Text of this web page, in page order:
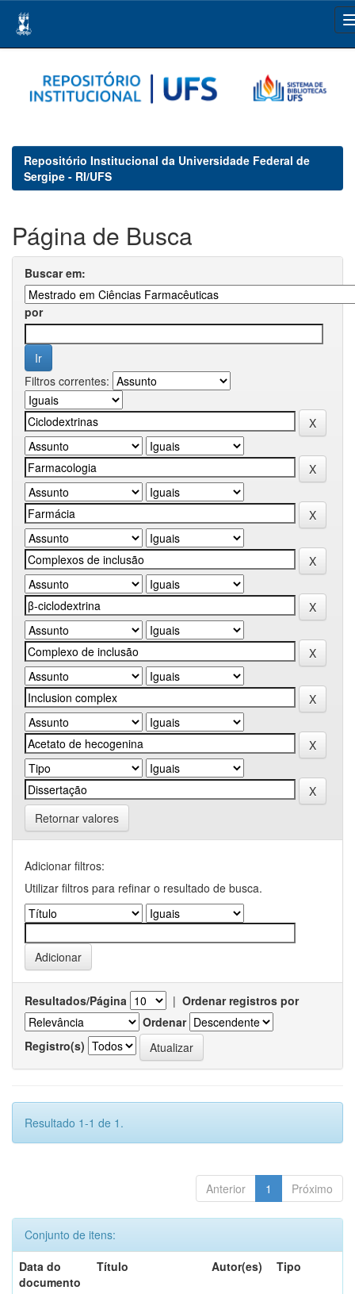
navigation
Repositório Institucional da Universidade Federal de
Sergipe - RI/UFS
Página de Busca
Buscar em:
por
Filtros correntes:
Retornar valores
Adicionar filtros:
Utilizar filtros para refinar o resultado de busca.
Resultados/Página | Ordenar registros por
Ordenar
Registro(s)
Resultado 1-1 de 1.
Anterior 1 Próximo
Conjunto de itens:
Data do
documento
Título Autor(es) Tipo